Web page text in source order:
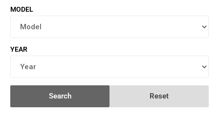
MODEL
YEAR
Search Reset